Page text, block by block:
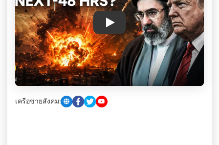
เครือข่ายสังคม: